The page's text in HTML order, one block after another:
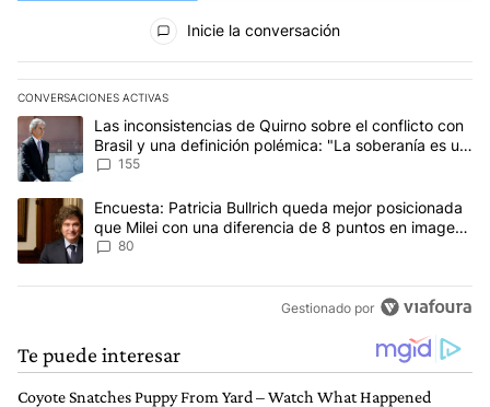
Todos los comentarios
Inicie la conversación
CONVERSACIONES ACTIVAS
Este listado muestra los artículos con más comentarios en los
Un artículo de tendencia con el título "Las inconsistencias de
Las inconsistencias de Quirno sobre el conflicto con
Brasil y una definición polémica: "La soberanía es un
concepto antiguo"
155
Un artículo de tendencia con el título "Encuesta: Patricia
Encuesta: Patricia Bullrich queda mejor posicionada
que Milei con una diferencia de 8 puntos en imagen
negativa
80
Gestionado por